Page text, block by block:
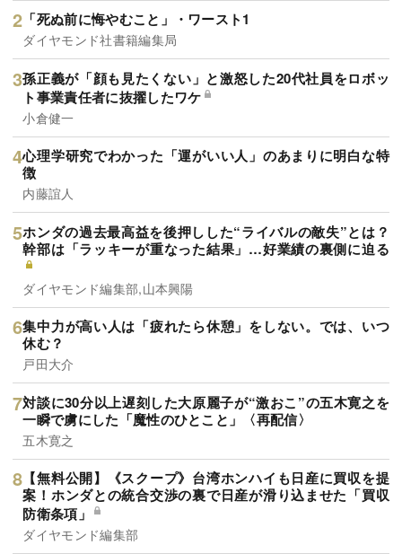
「死ぬ前に悔やむこと」・ワースト1
ダイヤモンド社書籍編集局
孫正義が「顔も見たくない」と激怒した20代社員をロボッ
ト事業責任者に抜擢したワケ
小倉健一
心理学研究でわかった「運がいい人」のあまりに明白な特
徴
内藤誼人
ホンダの過去最高益を後押しした“ライバルの敵失”とは？
幹部は「ラッキーが重なった結果」…好業績の裏側に迫る
ダイヤモンド編集部,山本興陽
集中力が高い人は「疲れたら休憩」をしない。では、いつ
休む？
戸田大介
対談に30分以上遅刻した大原麗子が“激おこ”の五木寛之を
一瞬で虜にした「魔性のひとこと」〈再配信〉
五木寛之
【無料公開】《スクープ》台湾ホンハイも日産に買収を提
案！ホンダとの統合交渉の裏で日産が滑り込ませた「買収
防衛条項」
ダイヤモンド編集部